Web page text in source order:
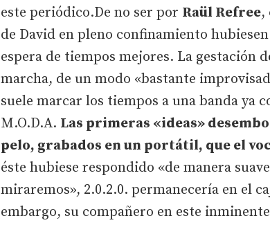
este periódico.De no ser por Raül Refree,
de David en pleno confinamiento
espera de tiempos mejores. La gestación
marcha, de un modo «bastante
suele marcar los tiempos a una banda ya
M.O.D.A. Las primeras «ideas»
pelo, grabados en un portátil, que el
éste hubiese respondido «de manera
miraremos», 2.0.2.0. permanecería en el
embargo, su compañero en este